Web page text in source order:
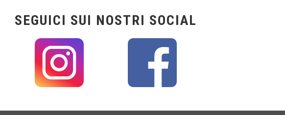
SEGUICI SUI NOSTRI SOCIAL